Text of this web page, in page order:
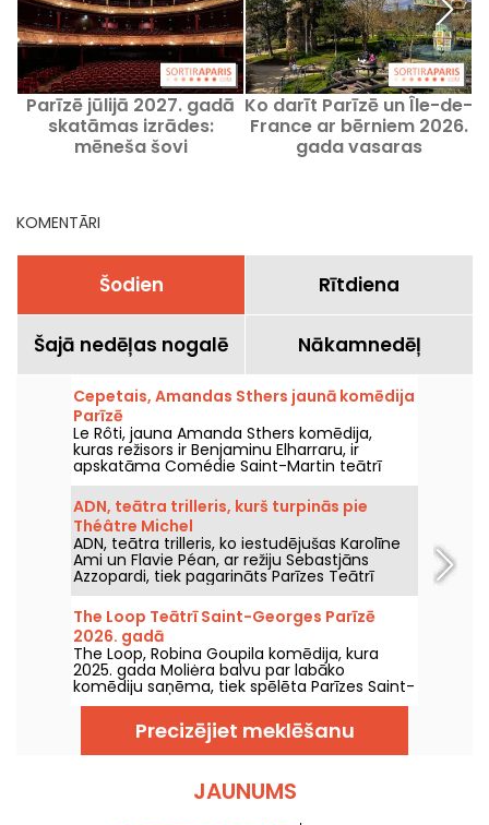
Parīzē jūlijā 2027. gadā
skatāmas izrādes:
mēneša šovi
Ko darīt Parīzē un Île-de-
France ar bērniem 2026.
gada vasaras
KOMENTĀRI
Šodien Rītdiena
Šajā nedēļas nogalē Nākamnedēļ
Cepetais, Amandas Sthers jaunā komēdija
Parīzē
Le Rôti, jauna Amanda Sthers komēdija,
kuras režisors ir Benjaminu Elharraru, ir
apskatāma Comédie Saint-Martin teātrī
Parīzē līdz 2026. gada 15. oktobrim.
ADN, teātra trilleris, kurš turpinās pie
Théâtre Michel
ADN, teātra trilleris, ko iestudējušas Karolīne
Ami un Flavie Péan, ar režiju Sebastjāns
Azzopardi, tiek pagarināts Parīzes Teātrī
Michel līdz 2026. gada 31. decembrim. Mūsu
apskats.
The Loop Teātrī Saint-Georges Parīzē
2026. gadā
The Loop, Robina Goupila komēdija, kura
2025. gada Moliėra balvu par labāko
komēdiju saņēma, tiek spēlēta Parīzes Saint-
Georges teātrī līdz 2026. gada 15.
Precizējiet meklēšanu
JAUNUMS